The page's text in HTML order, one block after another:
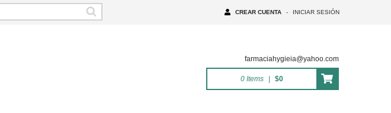
CREAR CUENTA - INICIAR SESIÓN
farmaciahygieia@yahoo.com
0 Items | $0